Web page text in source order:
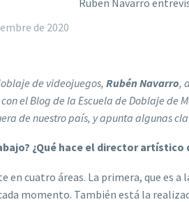
de 2020
de videojuegos, Rubén Navarro,
el Blog de la Escuela de Doblaje de
de nuestro país, y apunta algunas
¿Qué hace el director
en cuatro áreas. La primera, que es
momento. También está la